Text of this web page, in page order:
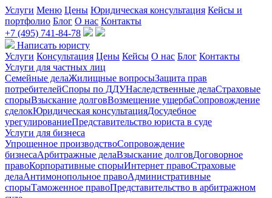
Услуги Меню Цены Юридическая консультация Кейсы и
портфолио Блог О нас Контакты
+7 (495) 741-84-78
Написать юристу
Услуги Консультация Цены Кейсы О нас Блог Контакты
Услуги для частных лиц
Семейные делаЖилищные вопросыЗащита прав
потребителейСпоры по ДДУНаследственные делаСтраховые
спорыВзыскание долговВозмещение ущербаСопровождение
сделокЮридическая консультацияДосудебное
урегулированиеПредставительство юриста в суде
Услуги для бизнеса
Упрощенное производствоСопровождение
бизнесаАрбитражные делаВзыскание долговДоговорное
правоКорпоративные спорыИнтернет правоСтраховые
делаАнтимонопольное правоАдминистративные
спорыТаможенное правоПредставительство в арбитражном